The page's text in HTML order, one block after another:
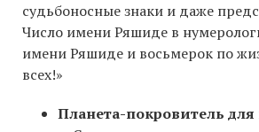
судьбоносные знаки и даже
Число имени Ряшиде в
имени Ряшиде и восьмерок по
всех!»
Планета-покровитель